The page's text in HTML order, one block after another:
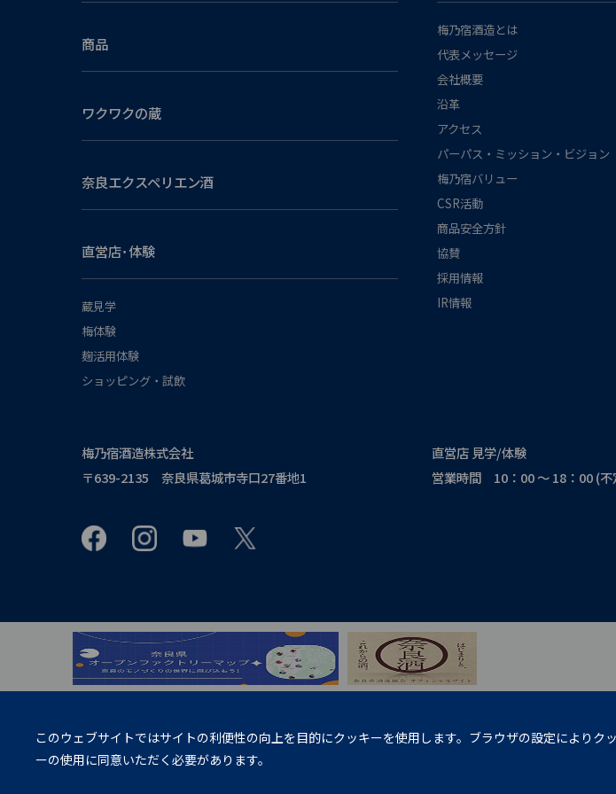
商品
ワクワクの蔵
奈良エクスペリエン酒
直営店･体験
蔵見学
梅体験
麹活用体験
ショッピング・試飲
梅乃宿酒造とは
代表メッセージ
会社概要
沿革
アクセス
パーパス・ミッション・ビジョン
梅乃宿バリュー
CSR活動
商品安全方針
協賛
採用情報
IR情報
梅乃宿酒造株式会社
〒639-2135 奈良県葛城市寺口27番地1
直営店 見学/体験
営業時間 10：00 ～ 18：00 (
妊娠中や授乳期の飲酒は、胎児・乳児の発育に悪影響を与えるおそれが
お酒に関する情報の20歳未満の方への転送および共有はご遠慮ください。
このウェブサイトではサイトの利便性の向上を目的にクッキーを使用します。ブラウザの設定により
ーの使用に同意いただく必要があります。